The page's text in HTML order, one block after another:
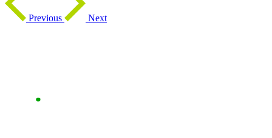
Previous Next